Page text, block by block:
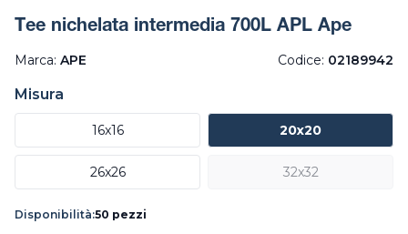
Tee nichelata intermedia 700L APL Ape
Marca: APE Codice: 02189942
Misura
16x16 20x20
26x26 32x32
Disponibilità:50 pezzi